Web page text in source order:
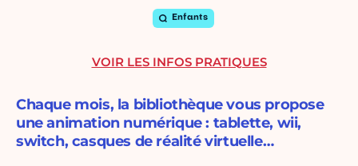
Enfants
Chaque mois, la bibliothèque vous propose
une animation numérique : tablette, wii,
switch, casques de réalité virtuelle…
VOIR LES INFOS PRATIQUES